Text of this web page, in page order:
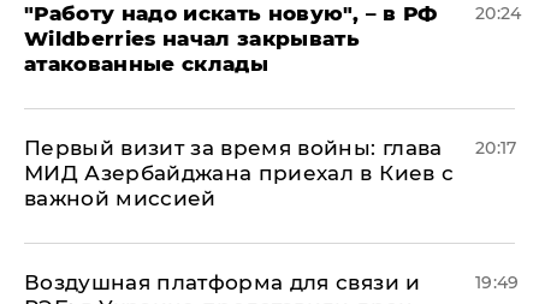
"Работу надо искать новую", – в РФ
Wildberries начал закрывать
атакованные склады
20:24
Первый визит за время войны: глава
МИД Азербайджана приехал в Киев с
важной миссией
20:17
Воздушная платформа для связи и
19:49